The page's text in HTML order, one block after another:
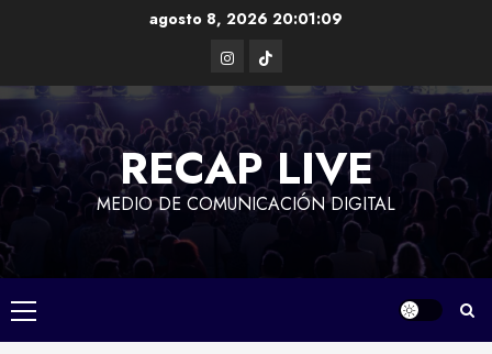
agosto 8, 202620:01:10
Instagram
TikTok
RECAP LIVE
MEDIO DE COMUNICACIÓN DIGITAL
Menú
principal